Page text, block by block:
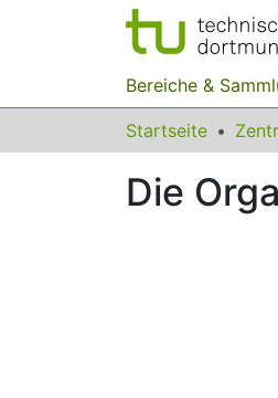
Bereiche &
Startseite
Die